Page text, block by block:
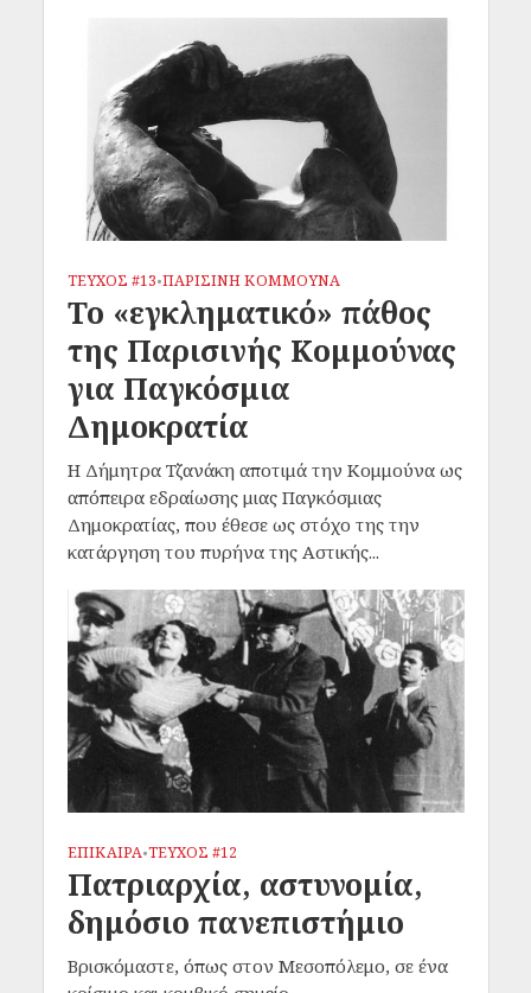
ΤΕΥΧΟΣ #13•ΠΑΡΙΣΙΝΗ ΚΟΜΜΟΥΝΑ
Το «εγκληματικό» πάθος
της Παρισινής Κομμούνας
για Παγκόσμια
Δημοκρατία
Η Δήμητρα Τζανάκη αποτιμά την Κομμούνα ως
απόπειρα εδραίωσης μιας Παγκόσμιας
Δημοκρατίας, που έθεσε ως στόχο της την
κατάργηση του πυρήνα της Αστικής...
ΕΠΙΚΑΙΡΑ•ΤΕΥΧΟΣ #12
Πατριαρχία, αστυνομία,
δημόσιο πανεπιστήμιο
Βρισκόμαστε, όπως στον Μεσοπόλεμο, σε ένα